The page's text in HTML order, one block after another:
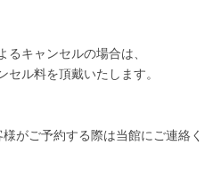
るキャンセルの場合は、
ル料を頂戴いたします。
がご予約する際は当館にご連絡く